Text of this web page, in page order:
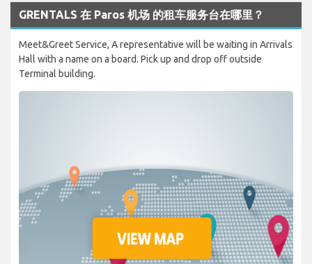
GRENTALS 在 Paros 机场 的租车服务台在哪里？
Meet&Greet Service, A representative will be waiting in Arrivals
Hall with a name on a board. Pick up and drop off outside
Terminal building.